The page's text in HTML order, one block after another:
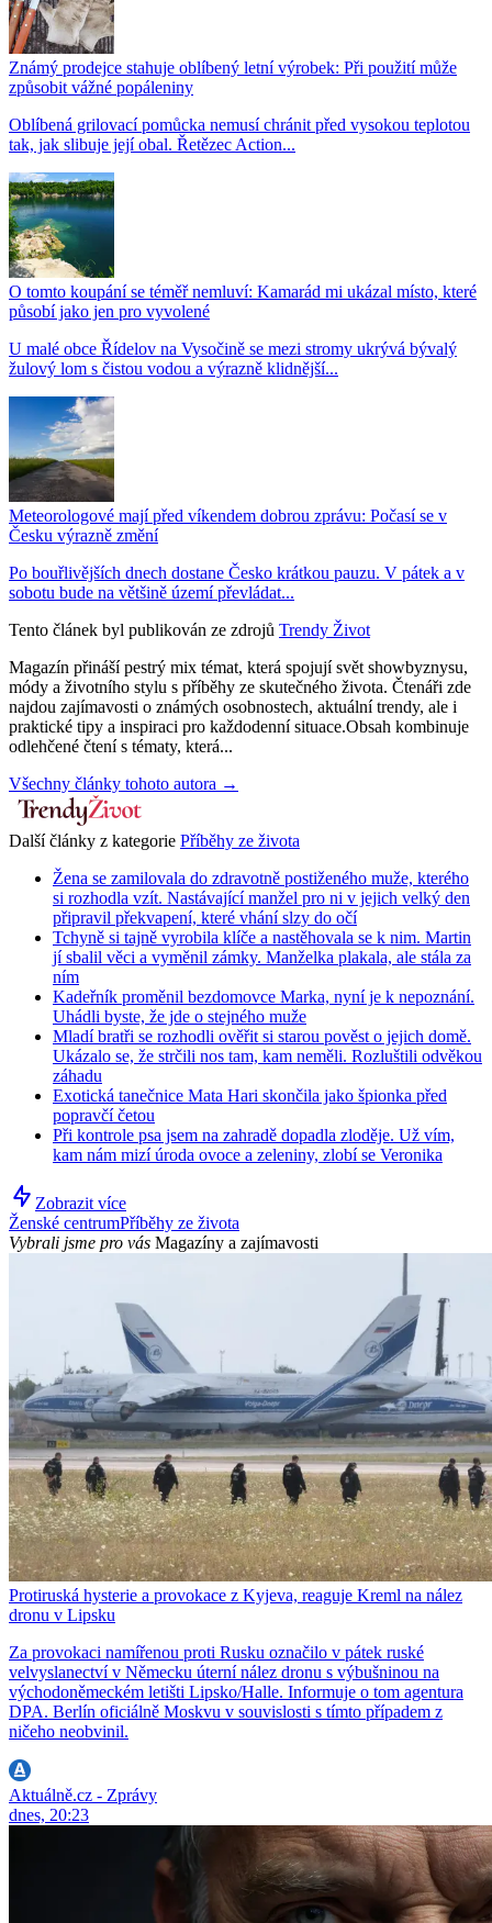
Známý prodejce stahuje oblíbený letní výrobek: Při použití může
způsobit vážné popáleniny
Oblíbená grilovací pomůcka nemusí chránit před vysokou teplotou
tak, jak slibuje její obal. Řetězec Action...
O tomto koupání se téměř nemluví: Kamarád mi ukázal místo, které
působí jako jen pro vyvolené
U malé obce Řídelov na Vysočině se mezi stromy ukrývá bývalý
žulový lom s čistou vodou a výrazně klidnější...
Meteorologové mají před víkendem dobrou zprávu: Počasí se v
Česku výrazně změní
Po bouřlivějších dnech dostane Česko krátkou pauzu. V pátek a v
sobotu bude na většině území převládat...
Tento článek byl publikován ze zdrojů Trendy Život
Magazín přináší pestrý mix témat, která spojují svět showbyznysu,
módy a životního stylu s příběhy ze skutečného života. Čtenáři zde
najdou zajímavosti o známých osobnostech, aktuální trendy, ale i
praktické tipy a inspiraci pro každodenní situace.Obsah kombinuje
odlehčené čtení s tématy, která...
Všechny články tohoto autora →
Další články z kategorie Příběhy ze života
Žena se zamilovala do zdravotně postiženého muže, kterého
si rozhodla vzít. Nastávající manžel pro ni v jejich velký den
připravil překvapení, které vhání slzy do očí
Tchyně si tajně vyrobila klíče a nastěhovala se k nim. Martin
jí sbalil věci a vyměnil zámky. Manželka plakala, ale stála za
ním
Kadeřník proměnil bezdomovce Marka, nyní je k nepoznání.
Uhádli byste, že jde o stejného muže
Mladí bratři se rozhodli ověřit si starou pověst o jejich domě.
Ukázalo se, že strčili nos tam, kam neměli. Rozluštili odvěkou
záhadu
Exotická tanečnice Mata Hari skončila jako špionka před
popravčí četou
Při kontrole psa jsem na zahradě dopadla zloděje. Už vím,
kam nám mizí úroda ovoce a zeleniny, zlobí se Veronika
Zobrazit více
Ženské centrumPříběhy ze života
Vybrali jsme pro vás Magazíny a zajímavosti
Protiruská hysterie a provokace z Kyjeva, reaguje Kreml na nález
dronu v Lipsku
Za provokaci namířenou proti Rusku označilo v pátek ruské
velvyslanectví v Německu úterní nález dronu s výbušninou na
východoněmeckém letišti Lipsko/Halle. Informuje o tom agentura
DPA. Berlín oficiálně Moskvu v souvislosti s tímto případem z
ničeho neobvinil.
Aktuálně.cz - Zprávy
dnes, 20:23